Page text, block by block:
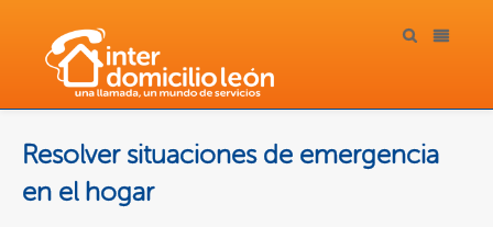
Resolver situaciones de emergencia
en el hogar